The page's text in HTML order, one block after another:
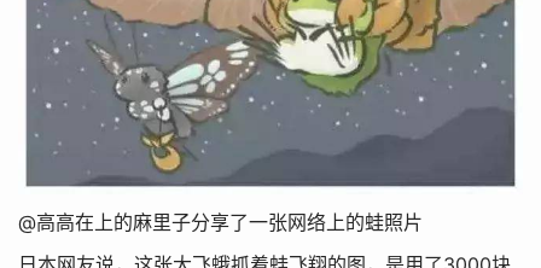
@高高在上的麻里子分享了一张网络上的蛙照片